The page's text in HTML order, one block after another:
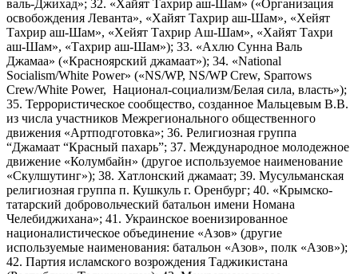
валь-Джихад»; 32. «Хайят Тахрир аш-Шам» («Организация
освобождения Леванта», «Хайят Тахрир аш-Шам», «Хейят
Тахрир аш-Шам», «Хейят Тахрир Аш-Шам», «Хайят Тахри
аш-Шам», «Тахрир аш-Шам»); 33. «Ахлю Сунна Валь
Джамаа» («Красноярский джамаат»); 34. «National
Socialism/White Power» («NS/WP, NS/WP Crew, Sparrows
Crew/White Power, Национал-социализм/Белая сила, власть»);
35. Террористическое сообщество, созданное Мальцевым В.В.
из числа участников Межрегионального общественного
движения «Артподготовка»; 36. Религиозная группа
“Джамаат “Красный пахарь”; 37. Международное молодежное
движение «Колумбайн» (другое используемое наименование
«Скулшутинг»); 38. Хатлонский джамаат; 39. Мусульманская
религиозная группа п. Кушкуль г. Оренбург; 40. «Крымско-
татарский добровольческий батальон имени Номана
Челебиджихана»; 41. Украинское военизированное
националистическое объединение «Азов» (другие
используемые наименования: батальон «Азов», полк «Азов»);
42. Партия исламского возрождения Таджикистана